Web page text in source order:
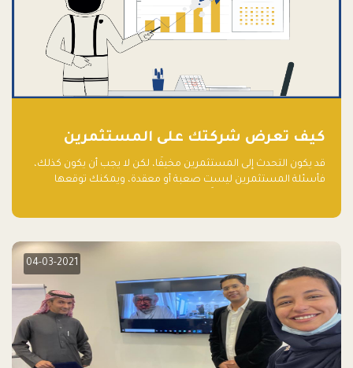
كيف تعرض شركتك على المستثمرين
قد يكون التحدث إلى المستثمرين مخيفًا، لكن لا يجب أن يكون كذلك،
فأسئلة المستثمرين ليست صعبة أو معقدة، ويمكنك توقعها
04-03-2021